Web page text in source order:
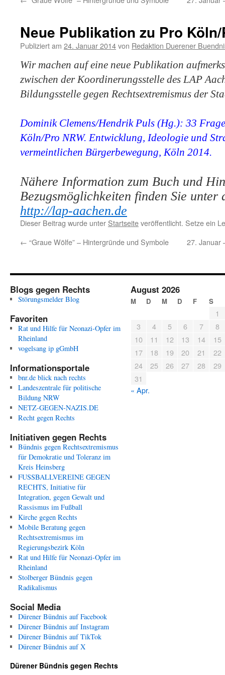
Neue Publikation zu Pro Köln/
Publiziert am 24. Januar 2014von Redaktion Duerener
Wir machen auf eine neue Publikation
zwischen der Koordinerungsstelle des LAP
Bildungsstelle gegen Rechtsextremismus der
Dominik Clemens/Hendrik Puls (Hg.): 33
Köln/Pro NRW. Entwicklung, Ideologie und
vermeintlichen Bürgerbewegung, Köln 2014.
Nähere Information zum Buch und
Bezugsmöglichkeiten finden Sie unter
http://lap-aachen.de
Dieser Beitrag wurde unter Startseiteveröffentlicht. Setze ein
← “Graue Wölfe” – Hintergründe und Symbole 27. Januar
Blogs gegen Rechts
Störungsmelder Blog
Favoriten
Rat und Hilfe für Neonazi-Opfer im
Rheinland
vogelsang ip gGmbH
Informationsportale
bnr.de blick nach rechts
Landeszentrale für politische
Bildung NRW
NETZ-GEGEN-NAZIS.DE
Recht gegen Rechts
Initiativen gegen Rechts
Bündnis gegen Rechtsextremismus
für Demokratie und Toleranz im
Kreis Heinsberg
FUSSBALLVEREINE GEGEN
RECHTS, Initiative für
Integration, gegen Gewalt und
Rassismus im Fußball
Kirche gegen Rechts
Mobile Beratung gegen
Rechtsextremismus im
Regierungsbezirk Köln
Rat und Hilfe für Neonazi-Opfer im
Rheinland
Stolberger Bündnis gegen
Radikalismus
Social Media
Dürener Bündnis auf Facebook
Dürener Bündnis auf Instagram
Dürener Bündnis auf TikTok
Dürener Bündnis auf X
August 2026
M D M D F S
1
3
4 5 6 7
8
10
11 12 13 14
15
17
18 19 20 21
22
24
25 26 27 28
29
31
« Apr.
Dürener Bündnis gegen Rechts